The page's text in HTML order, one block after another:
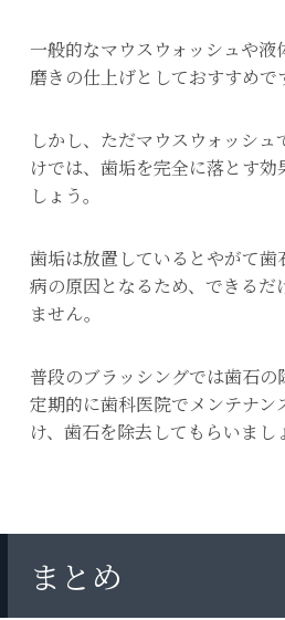
一般的なマウスウォッシュや
磨きの仕上げとしておすすめで
しかし、ただマウスウォッシ
けでは、歯垢を完全に落とす効
しょう。
歯垢は放置しているとやがて
病の原因となるため、できるだ
ません。
普段のブラッシングでは歯石の
定期的に歯科医院でメンテナ
け、歯石を除去してもらいまし
まとめ